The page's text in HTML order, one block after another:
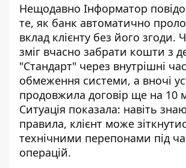
Нещодавно Інформатор
те, як банк автоматично
вклад клієнту без його згоди.
зміг вчасно забрати кошти з
"Стандарт" через внутрішні
обмеження системи, а вночі
продовжила договір ще на 10
Ситуація показала: навіть
правила, клієнт може
технічними перепонами під
операцій.